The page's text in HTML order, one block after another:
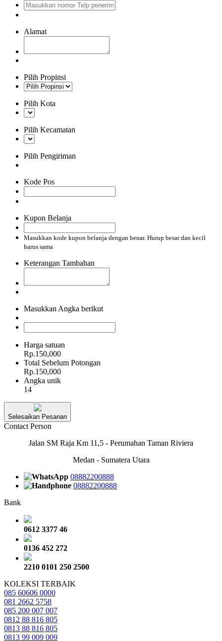
Alamat
Pilih Propinsi
Pilih Kota
Pilih Kecamatan
Pilih Pengiriman
Kode Pos
Kupon Belanja
Masukkan kode kupon belanja dengan benar. Hurup besar dan kecil
harus sama
Keterangan Tambahan
Masukkan Angka berikut
Harga satuan
Rp.150,000
Total Sebelum Potongan
Rp.150,000
Angka unik
14
Selesaikan Pesanan
Contact Person
Jalan SM Raja Km 11,5 - Perumahan Taman Riviera
Medan - Sumatera Utara
08882200888
08882200888
Bank
0612 3377 46
0136 452 272
2210 0101 250 2500
KOLEKSI TERBAIK
085 60606 0000
081 2662 5758
085 200 007 007
0812 88 816 805
0813 88 816 805
0813 99 009 009